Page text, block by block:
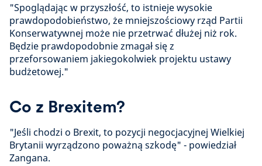
"Spoglądając w przyszłość, to istnieje wysokie
prawdopodobieństwo, że mniejszościowy rząd Partii
Konserwatywnej może nie przetrwać dłużej niż rok.
Będzie prawdopodobnie zmagał się z
przeforsowaniem jakiegokolwiek projektu ustawy
budżetowej."
Co z Brexitem?
"Jeśli chodzi o Brexit, to pozycji negocjacyjnej Wielkiej
Brytanii wyrządzono poważną szkodę" - powiedział
Zangana.